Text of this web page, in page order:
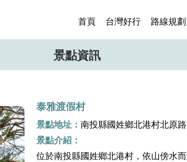
首頁 台灣好行 路線規劃
景點資訊
泰雅渡假村
景點地址： 南投縣國姓鄉北港村北原
景點介紹：
位於南投縣國姓鄉北港村，依山傍水